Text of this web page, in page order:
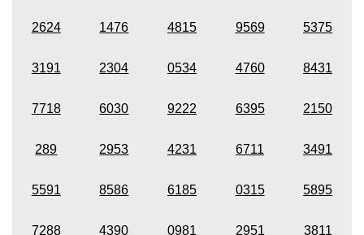
2624 1476 4815 9569 5375
3191 2304 0534 4760 8431
7718 6030 9222 6395 2150
289 2953 4231 6711 3491
5591 8586 6185 0315 5895
7288 4390 0981 2951 3811